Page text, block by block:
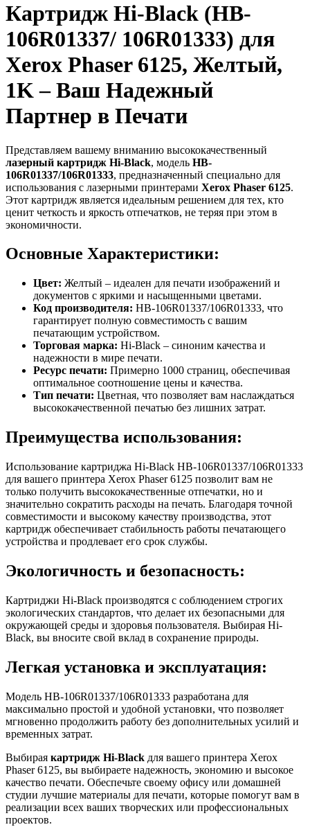
Картридж Hi-Black (HB-
106R01337/ 106R01333) для
Xerox Phaser 6125, Желтый,
1K – Ваш Надежный
Партнер в Печати
Представляем вашему вниманию высококачественный
лазерный картридж Hi-Black, модель HB-
106R01337/106R01333, предназначенный специально для
использования с лазерными принтерами Xerox Phaser 6125.
Этот картридж является идеальным решением для тех, кто
ценит четкость и яркость отпечатков, не теряя при этом в
экономичности.
Основные Характеристики:
Цвет: Желтый – идеален для печати изображений и
документов с яркими и насыщенными цветами.
Код производителя: HB-106R01337/106R01333, что
гарантирует полную совместимость с вашим
печатающим устройством.
Торговая марка: Hi-Black – синоним качества и
надежности в мире печати.
Ресурс печати: Примерно 1000 страниц, обеспечивая
оптимальное соотношение цены и качества.
Тип печати: Цветная, что позволяет вам наслаждаться
высококачественной печатью без лишних затрат.
Преимущества использования:
Использование картриджа Hi-Black HB-106R01337/106R01333
для вашего принтера Xerox Phaser 6125 позволит вам не
только получить высококачественные отпечатки, но и
значительно сократить расходы на печать. Благодаря точной
совместимости и высокому качеству производства, этот
картридж обеспечивает стабильность работы печатающего
устройства и продлевает его срок службы.
Экологичность и безопасность:
Картриджи Hi-Black производятся с соблюдением строгих
экологических стандартов, что делает их безопасными для
окружающей среды и здоровья пользователя. Выбирая Hi-
Black, вы вносите свой вклад в сохранение природы.
Легкая установка и эксплуатация:
Модель HB-106R01337/106R01333 разработана для
максимально простой и удобной установки, что позволяет
мгновенно продолжить работу без дополнительных усилий и
временных затрат.
Выбирая картридж Hi-Black для вашего принтера Xerox
Phaser 6125, вы выбираете надежность, экономию и высокое
качество печати. Обеспечьте своему офису или домашней
студии лучшие материалы для печати, которые помогут вам в
реализации всех ваших творческих или профессиональных
проектов.